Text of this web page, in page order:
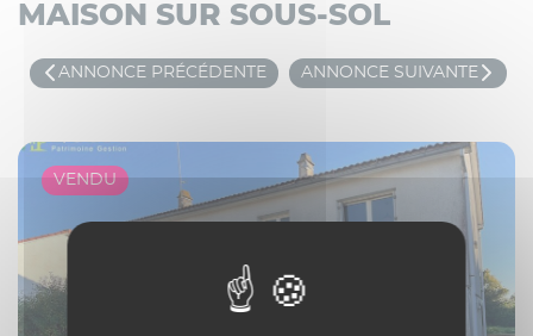
MAISON SUR SOUS-SOL
ANNONCE PRÉCÉDENTE ANNONCE SUIVANTE
VENDU